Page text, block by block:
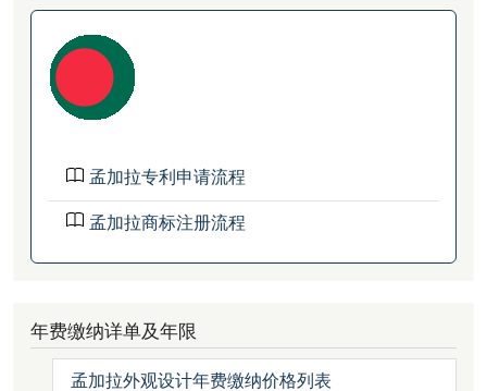
孟加拉专利申请流程
孟加拉商标注册流程
年费缴纳详单及年限
孟加拉外观设计年费缴纳价格列表